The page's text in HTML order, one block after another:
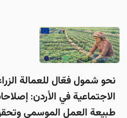
نحو شمول فعّال للعمالة
الاجتماعية في الأردن:
طبيعة العمل الموسمي وتحقق